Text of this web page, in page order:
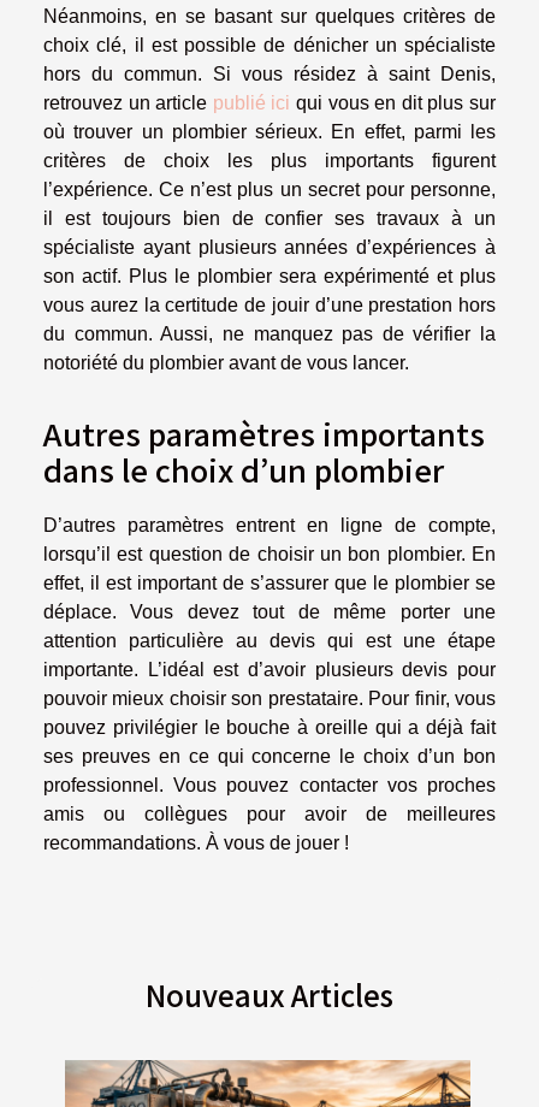
Néanmoins, en se basant sur quelques critères de
choix clé, il est possible de dénicher un spécialiste
hors du commun. Si vous résidez à saint Denis,
retrouvez un article publié ici qui vous en dit plus sur
où trouver un plombier sérieux. En effet, parmi les
critères de choix les plus importants figurent
l’expérience. Ce n’est plus un secret pour personne,
il est toujours bien de confier ses travaux à un
spécialiste ayant plusieurs années d’expériences à
son actif. Plus le plombier sera expérimenté et plus
vous aurez la certitude de jouir d’une prestation hors
du commun. Aussi, ne manquez pas de vérifier la
notoriété du plombier avant de vous lancer.
Autres paramètres importants
dans le choix d’un plombier
D’autres paramètres entrent en ligne de compte,
lorsqu’il est question de choisir un bon plombier. En
effet, il est important de s’assurer que le plombier se
déplace. Vous devez tout de même porter une
attention particulière au devis qui est une étape
importante. L’idéal est d’avoir plusieurs devis pour
pouvoir mieux choisir son prestataire. Pour finir, vous
pouvez privilégier le bouche à oreille qui a déjà fait
ses preuves en ce qui concerne le choix d’un bon
professionnel. Vous pouvez contacter vos proches
amis ou collègues pour avoir de meilleures
recommandations. À vous de jouer !
Nouveaux Articles